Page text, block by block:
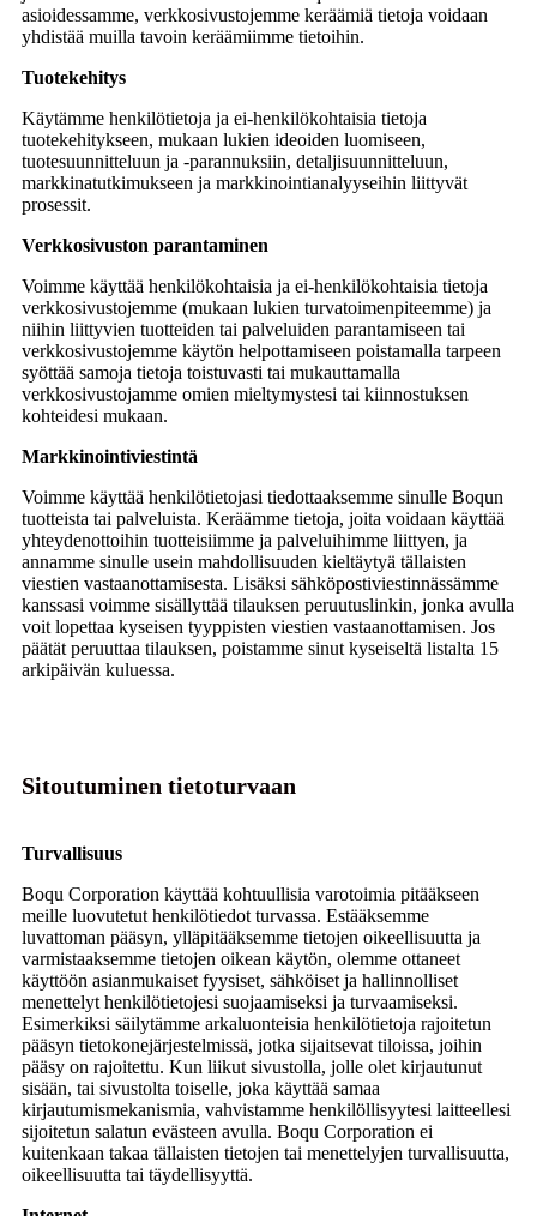
asioidessamme, verkkosivustojemme keräämiä tietoja voidaan
yhdistää muilla tavoin keräämiimme tietoihin.
Tuotekehitys
Käytämme henkilötietoja ja ei-henkilökohtaisia ​​tietoja
tuotekehitykseen, mukaan lukien ideoiden luomiseen,
tuotesuunnitteluun ja -parannuksiin, detaljisuunnitteluun,
markkinatutkimukseen ja markkinointianalyyseihin liittyvät
prosessit.
Verkkosivuston parantaminen
Voimme käyttää henkilökohtaisia ​​ja ei-henkilökohtaisia ​​tietoja
verkkosivustojemme (mukaan lukien turvatoimenpiteemme) ja
niihin liittyvien tuotteiden tai palveluiden parantamiseen tai
verkkosivustojemme käytön helpottamiseen poistamalla tarpeen
syöttää samoja tietoja toistuvasti tai mukauttamalla
verkkosivustojamme omien mieltymystesi tai kiinnostuksen
kohteidesi mukaan.
Markkinointiviestintä
Voimme käyttää henkilötietojasi tiedottaaksemme sinulle Boqun
tuotteista tai palveluista. Keräämme tietoja, joita voidaan käyttää
yhteydenottoihin tuotteisiimme ja palveluihimme liittyen, ja
annamme sinulle usein mahdollisuuden kieltäytyä tällaisten
viestien vastaanottamisesta. Lisäksi sähköpostiviestinnässämme
kanssasi voimme sisällyttää tilauksen peruutuslinkin, jonka avulla
voit lopettaa kyseisen tyyppisten viestien vastaanottamisen. Jos
päätät peruuttaa tilauksen, poistamme sinut kyseiseltä listalta 15
arkipäivän kuluessa.
Sitoutuminen tietoturvaan
Turvallisuus
Boqu Corporation käyttää kohtuullisia varotoimia pitääkseen
meille luovutetut henkilötiedot turvassa. Estääksemme
luvattoman pääsyn, ylläpitääksemme tietojen oikeellisuutta ja
varmistaaksemme tietojen oikean käytön, olemme ottaneet
käyttöön asianmukaiset fyysiset, sähköiset ja hallinnolliset
menettelyt henkilötietojesi suojaamiseksi ja turvaamiseksi.
Esimerkiksi säilytämme arkaluonteisia henkilötietoja rajoitetun
pääsyn tietokonejärjestelmissä, jotka sijaitsevat tiloissa, joihin
pääsy on rajoitettu. Kun liikut sivustolla, jolle olet kirjautunut
sisään, tai sivustolta toiselle, joka käyttää samaa
kirjautumismekanismia, vahvistamme henkilöllisyytesi laitteellesi
sijoitetun salatun evästeen avulla. Boqu Corporation ei
kuitenkaan takaa tällaisten tietojen tai menettelyjen turvallisuutta,
oikeellisuutta tai täydellisyyttä.